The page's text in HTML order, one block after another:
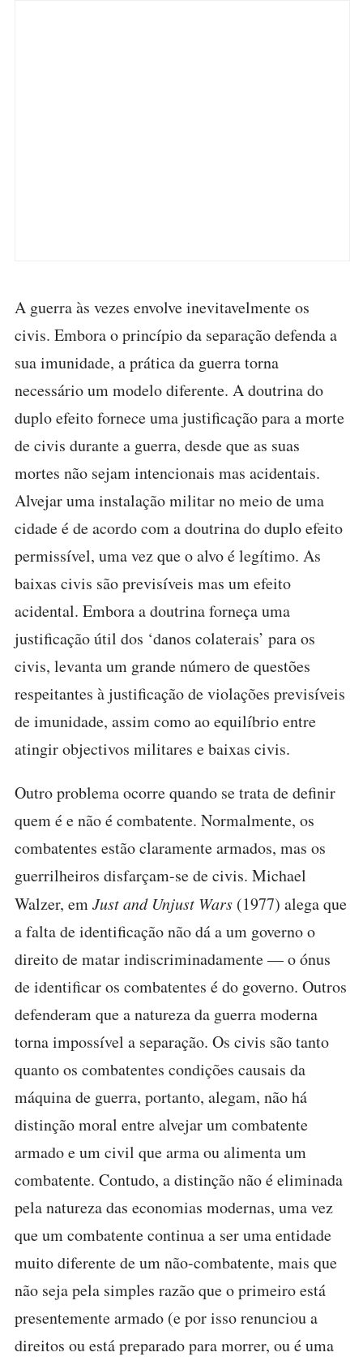
A guerra às vezes envolve inevitavelmente os
civis. Embora o princípio da separação defenda a
sua imunidade, a prática da guerra torna
necessário um modelo diferente. A doutrina do
duplo efeito fornece uma justificação para a morte
de civis durante a guerra, desde que as suas
mortes não sejam intencionais mas acidentais.
Alvejar uma instalação militar no meio de uma
cidade é de acordo com a doutrina do duplo efeito
permissível, uma vez que o alvo é legítimo. As
baixas civis são previsíveis mas um efeito
acidental. Embora a doutrina forneça uma
justificação útil dos ‘danos colaterais’ para os
civis, levanta um grande número de questões
respeitantes à justificação de violações previsíveis
de imunidade, assim como ao equilíbrio entre
atingir objectivos militares e baixas civis.
Outro problema ocorre quando se trata de definir
quem é e não é combatente. Normalmente, os
combatentes estão claramente armados, mas os
guerrilheiros disfarçam-se de civis. Michael
Walzer, emJust and Unjust Wars (1977) alega que
a falta de identificação não dá a um governo o
direito de matar indiscriminadamente — o ónus
de identificar os combatentes é do governo. Outros
defenderam que a natureza da guerra moderna
torna impossível a separação. Os civis são tanto
quanto os combatentes condições causais da
máquina de guerra, portanto, alegam, não há
distinção moral entre alvejar um combatente
armado e um civil que arma ou alimenta um
combatente. Contudo, a distinção não é eliminada
pela natureza das economias modernas, uma vez
que um combatente continua a ser uma entidade
muito diferente de um não-combatente, mais que
não seja pela simples razão que o primeiro está
presentemente armado (e por isso renunciou a
direitos ou está preparado para morrer, ou é uma